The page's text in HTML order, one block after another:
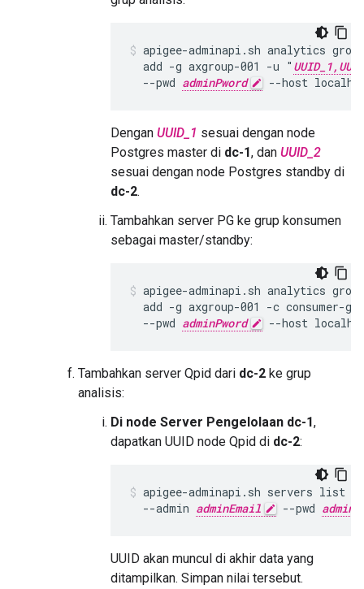
apigee-adminapi.sh analytics
  add -g axgroup-001 -u "
  --pwd
adminPword --host
Dengan UUID_1 sesuai dengan node
Postgres master di dc-1, dan UUID_2
sesuai dengan node Postgres standby di
dc-2.
Tambahkan server PG ke grup konsumen
sebagai master/standby:
apigee-adminapi.sh analytics
add -g axgroup-001 -c consumer-
  --pwd
adminPword --host
Tambahkan server Qpid dari dc-2 ke grup
analisis:
Di node Server Pengelolaan dc-1,
dapatkan UUID node Qpid di dc-2:
apigee-adminapi.sh servers list
  --admin
adminEmail --pwd
UUID akan muncul di akhir data yang
ditampilkan. Simpan nilai tersebut.